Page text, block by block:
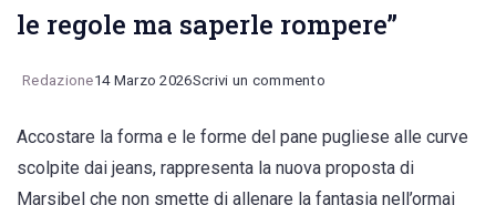
le regole ma saperle rompere”
Redazione14 Marzo 2026Scrivi un commento
e
jeans,
Accostare la forma e le forme del pane pugliese alle curve
scolpite dai jeans, rappresenta la nuova proposta di
Marsibel che non smette di allenare la fantasia nell’ormai